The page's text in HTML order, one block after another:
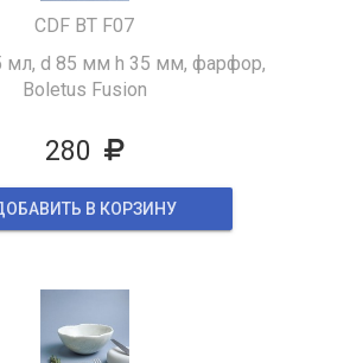
CDF BT F07
мл, d 85 мм h 35 мм, фарфор,
Boletus Fusion
280
В КОРЗИНУ